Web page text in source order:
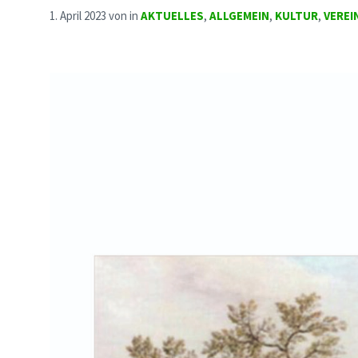
1. April 2023 von in AKTUELLES, ALLGEMEIN, KULTUR,